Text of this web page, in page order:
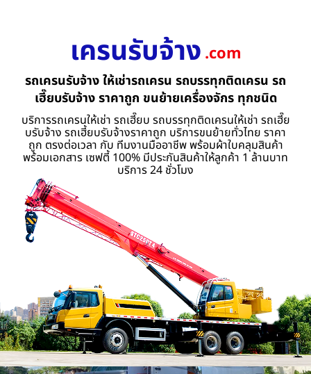
เครนรับจ้าง .com
รถเครนรับจ้าง ให้เช่ารถเครน รถบรรทุกติดเครน รถ
เฮี๊ยบรับจ้าง ราคาถูก ขนย้ายเครื่องจักร ทุกชนิด
บริการรถเครนให้เช่า รถเฮี๊ยบ รถบรรทุกติดเครนให้เช่า รถเฮี๊ย
บรับจ้าง รถเฮี้ยบรับจ้างราคาถูก บริการขนย้ายทั่วไทย ราคา
ถูก ตรงต่อเวลา กับ ทีมงานมืออาชีพ พร้อมผ้าใบคลุมสินค้า
พร้อมเอกสาร เซฟตี้ 100% มีประกันสินค้าให้ลูกค้า 1 ล้านบาท
บริการ 24 ชั่วโมง